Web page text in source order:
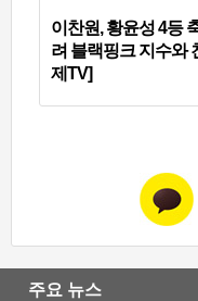
이찬원, 황윤성 4등
려 블랙핑크 지수와
제TV]
주요 뉴스